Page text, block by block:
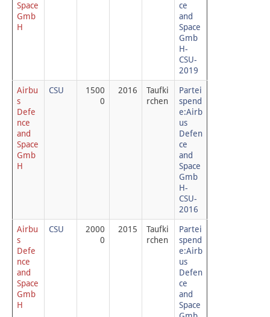
Space
Gmb
H
ce
and
Space
Gmb
H-
CSU-
2019
Airbu
s
Defe
nce
and
Space
Gmb
H
CSU
1500
0
2016
Taufki
rchen
Partei
spend
e:Airb
us
Defen
ce
and
Space
Gmb
H-
CSU-
2016
Airbu
s
Defe
nce
and
Space
Gmb
H
CSU
2000
0
2015
Taufki
rchen
Partei
spend
e:Airb
us
Defen
ce
and
Space